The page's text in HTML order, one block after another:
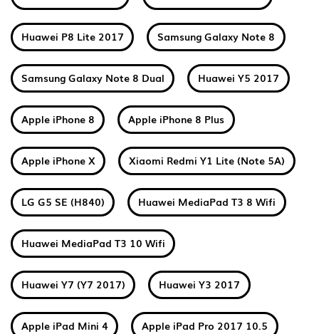
Huawei P8 Lite 2017 Samsung Galaxy Note 8
Samsung Galaxy Note 8 Dual Huawei Y5 2017
Apple iPhone 8 Apple iPhone 8 Plus
Apple iPhone X Xiaomi Redmi Y1 Lite (Note 5A)
LG G5 SE (H840) Huawei MediaPad T3 8 Wifi
Huawei MediaPad T3 10 Wifi
Huawei Y7 (Y7 2017) Huawei Y3 2017
Apple iPad Mini 4 Apple iPad Pro 2017 10.5